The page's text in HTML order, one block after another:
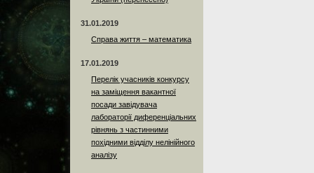
31.01.2019
Справа життя – математика
17.01.2019
Перелік учасників конкурсу
на заміщення вакантної
посади завідувача
лабораторії диференціальних
рівнянь з частинними
похідними відділу нелінійного
аналізу